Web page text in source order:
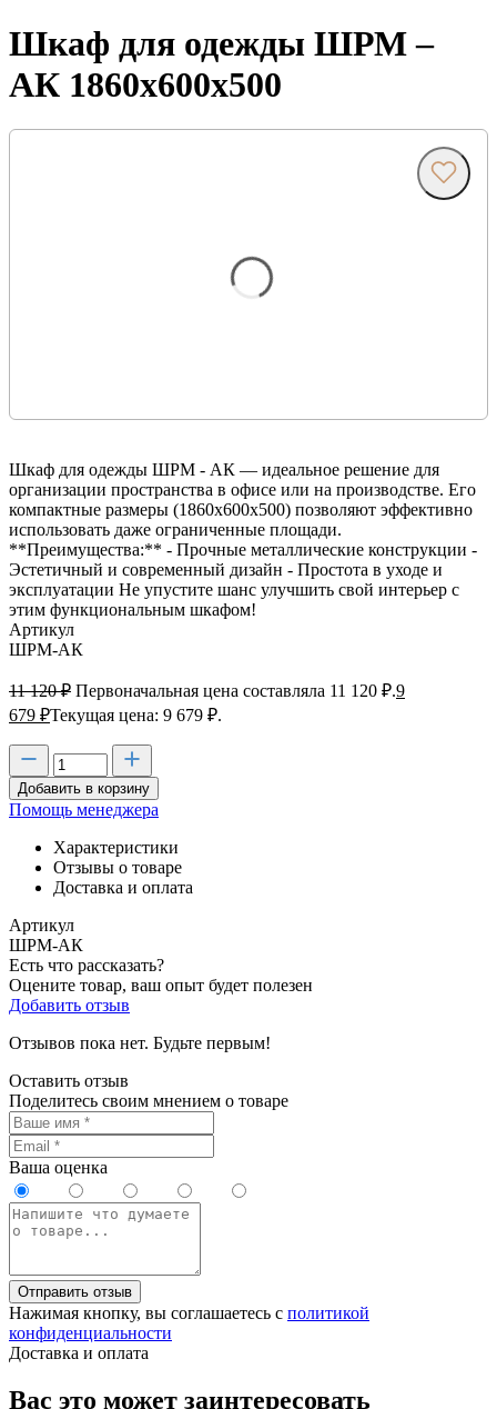
Шкаф для одежды ШРМ –
АК 1860х600х500
Шкаф для одежды ШРМ - АК — идеальное решение для
организации пространства в офисе или на производстве. Его
компактные размеры (1860х600х500) позволяют эффективно
использовать даже ограниченные площади.
**Преимущества:** - Прочные металлические конструкции -
Эстетичный и современный дизайн - Простота в уходе и
эксплуатации Не упустите шанс улучшить свой интерьер с
этим функциональным шкафом!
Артикул
ШРМ-АК
11 120₽ Первоначальная цена составляла 11 120 ₽.9
679 ₽Текущая цена: 9 679 ₽.
Добавить в корзину
Помощь менеджера
Характеристики
Отзывы о товаре
Доставка и оплата
Артикул
ШРМ-АК
Есть что рассказать?
Оцените товар, ваш опыт будет полезен
Добавить отзыв
Отзывов пока нет. Будьте первым!
Оставить отзыв
Поделитесь своим мнением о товаре
Ваша оценка
Отправить отзыв
Нажимая кнопку, вы соглашаетесь с политикой
конфиденциальности
Доставка и оплата
Вас это может заинтересовать